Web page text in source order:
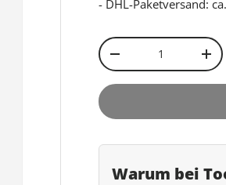
- DHL-Paketversand:
Anzahl
Menge verringern
Warum bei